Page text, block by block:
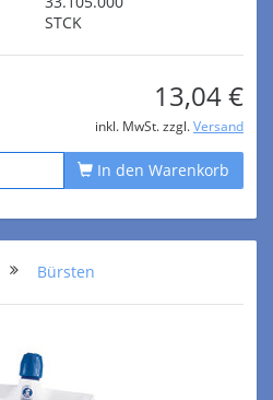
STCK
13,04 €
inkl. MwSt. zzgl. Versand
In den Warenkorb
Bürsten